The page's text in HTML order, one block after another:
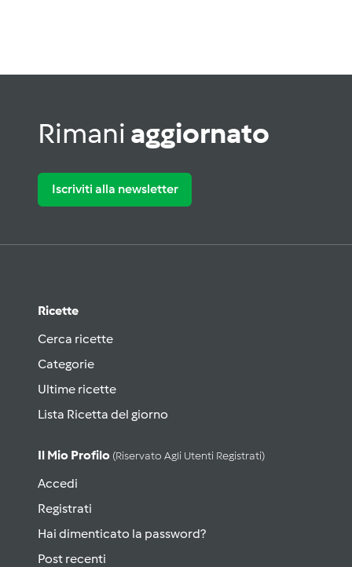
Rimani aggiornato
Iscriviti alla newsletter
Ricette
Cerca ricette
Categorie
Ultime ricette
Lista Ricetta del giorno
Il Mio Profilo (riservato Agli Utenti Registrati)
Accedi
Registrati
Hai dimenticato la password?
Post recenti